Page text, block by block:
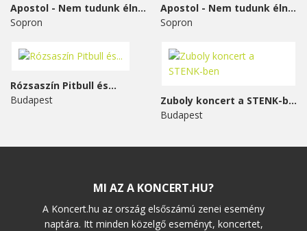
Apostol - Nem tudunk élni...
Sopron
Apostol - Nem tudunk élni...
Sopron
Rózsaszín Pitbull és...
Budapest
Zuboly koncert a STENK-ben
Budapest
MI AZ A KONCERT.HU?
A Koncert.hu az ország elsőszámú zenei esemény
naptára. Itt minden közelgő eseményt, koncertet,